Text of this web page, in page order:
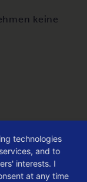
keine
G
technologies
and to
interests. I
at any time